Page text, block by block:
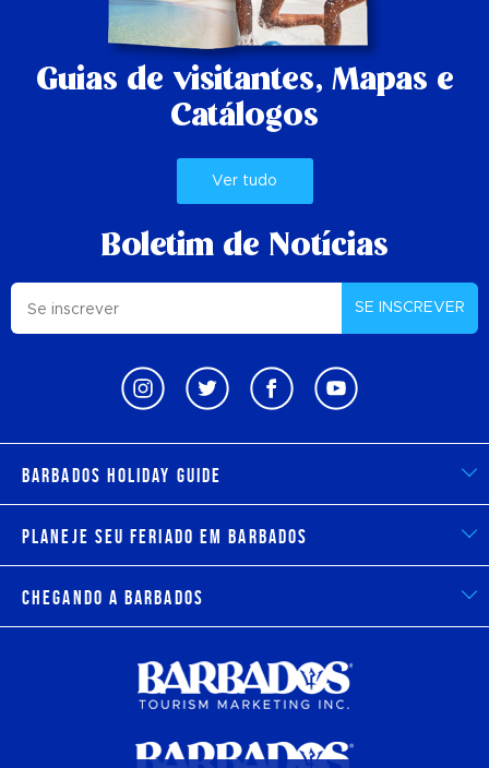
Guias de visitantes, Mapas e
Catálogos
Ver tudo
Boletim de Notícias
SE INSCREVER
Barbados Holiday Guide
Planeje seu feriado em Barbados
Chegando a Barbados